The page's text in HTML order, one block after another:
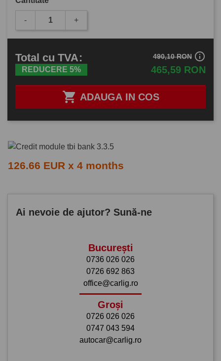
- +
 ADAUGA IN COS
Total cu TVA:
REDUCERE 5% 465,59 RON
490,10 RON info_outline
126.66 EUR x 4 months
Ai nevoie de ajutor? Sună-ne
București
0736 026 026
0726 692 863
office@carlig.ro
Groși
0726 026 026
0747 043 594
autocar@carlig.ro